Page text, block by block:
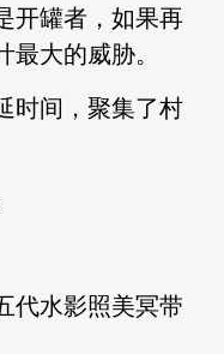
开罐者，如果再
大的威胁。
时间，聚集了村
代水影照美冥带